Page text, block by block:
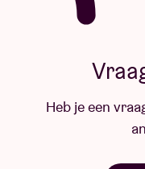
Heb je een